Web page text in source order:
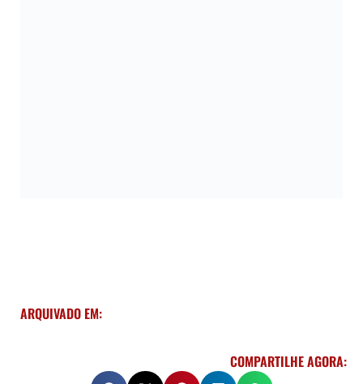
ARQUIVADO EM:
COMPARTILHE AGORA: